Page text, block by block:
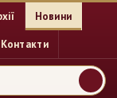
Новини
Контакти